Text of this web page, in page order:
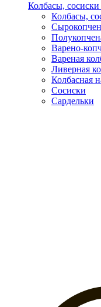
Колбасы, сосиски
Колбасы,
Варено-
Вареная
Ливерная
Колбасная
Сосиски
Сардельки